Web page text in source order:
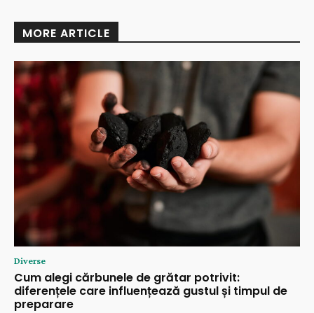
MORE ARTICLE
Diverse
Cum alegi cărbunele de grătar potrivit:
diferențele care influențează gustul și timpul de
preparare